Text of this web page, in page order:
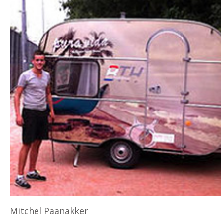
Mitchel Paanakker